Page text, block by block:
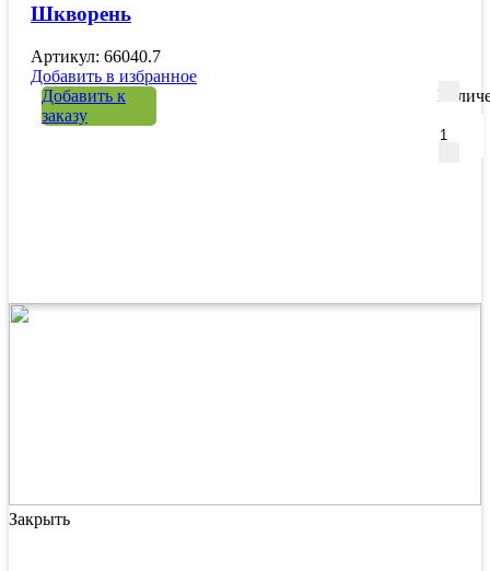
Шкворень
Артикул: 66040.7
Добавить в избранное
Добавить к
заказу
Закрыть